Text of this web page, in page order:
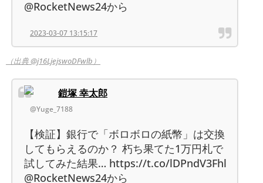
@RocketNews24から
2023-03-07 13:15:17
（出典 @j16LjejswoDFwlb）
鎧塚 幸太郎
@Yuge_7188
【検証】銀行で「ボロボロの紙幣」は交換
してもらえるのか？ 朽ち果てた1万円札で
試してみた結果… https://t.co/lDPndV3Fhl
@RocketNews24から